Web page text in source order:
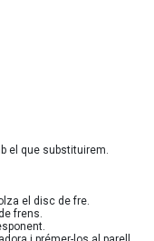
el que substituirem.
el disc de fre.
frens.